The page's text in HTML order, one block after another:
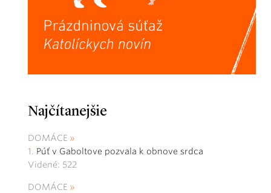
Najčítanejšie
DOMÁCE
Púť v Gaboltove pozvala k obnove srdca
Videné: 522
DOMÁCE